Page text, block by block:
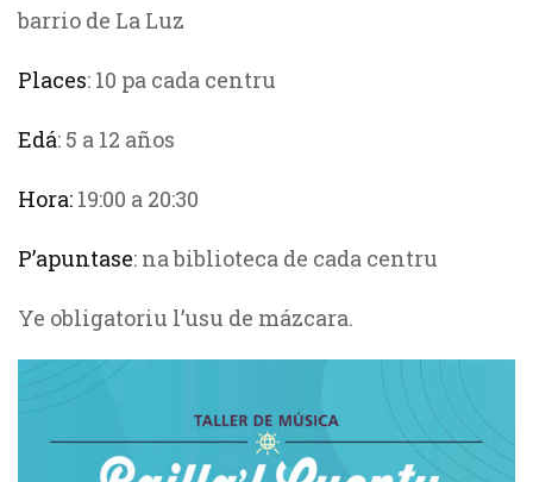
barrio de La Luz
Places: 10 pa cada centru
Edá: 5 a 12 años
Hora: 19:00 a 20:30
P’apuntase: na biblioteca de cada centru
Ye obligatoriu l’usu de mázcara.